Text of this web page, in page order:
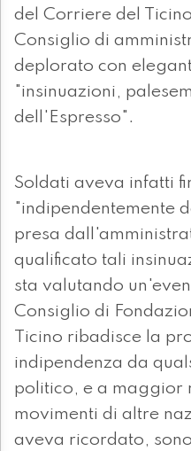
del Corriere del
Consiglio di
deplorato con
"insinuazioni,
dell'Espresso".
Soldati aveva infatti
"indipendentemente
presa
qualificato tali
sta valutando
Consiglio di
Ticino ribadisce la
indipendenza da
politico, e a maggior
movimenti di altre
aveva ricordato,